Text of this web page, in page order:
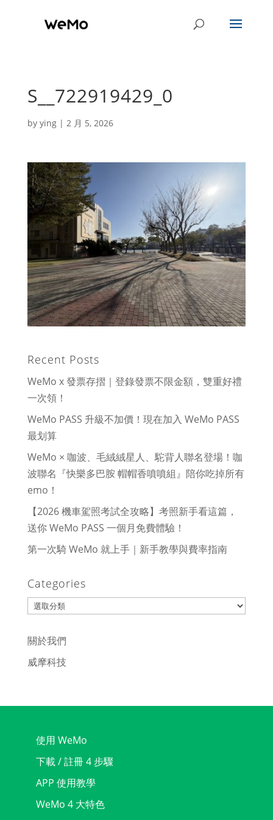
S__722919429_0
by ying| 2 月 5, 2026
Recent Posts
WeMo x 發票存摺｜登錄發票不限金額，雙重好禮
一次領！
WeMo PASS 升級不加價！現在加入 WeMo PASS
最划算
WeMo × 咖波、毛絨絨星人、駝背人聯名登場！咖
波聯名『快樂多巴胺 帽帽香噴噴組』陪你吃掉所有
emo！
【2026 機車駕照考試全攻略】考照新手看這篇，
送你 WeMo PASS 一個月免費體驗！
第一次騎 WeMo 就上手｜新手教學與費率指南
Categories
Categories
關於我們
威摩科技
使用 WeMo
下載 / 註冊 4 步驟
APP 使用教學
WeMo 4 大特色